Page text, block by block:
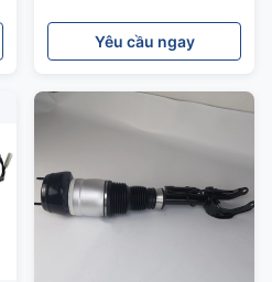
4 Matic
Yêu cầu ngay